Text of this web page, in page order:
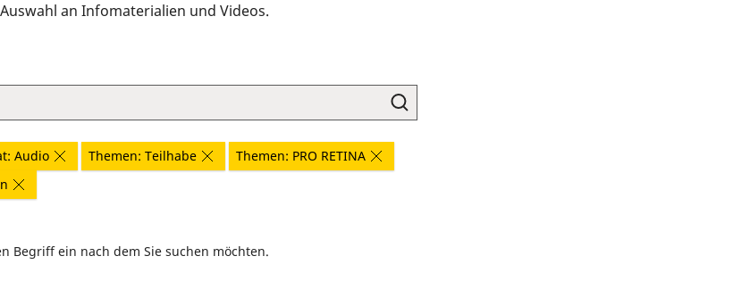
an Infomaterialien und Videos.
Audio Themen: Teilhabe
Themen: PRO RETINA
Begriff ein nach dem Sie suchen möchten.